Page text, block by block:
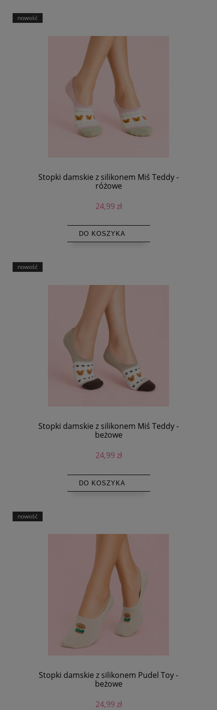
Stopki damskie z silikonem Miś Teddy -
różowe
24,99 zł
DO KOSZYKA
nowość
Stopki damskie z silikonem Miś Teddy -
beżowe
24,99 zł
DO KOSZYKA
nowość
Stopki damskie z silikonem Pudel Toy -
beżowe
24,99 zł
nowość